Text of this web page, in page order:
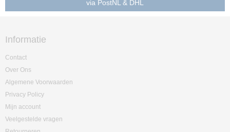
via PostNL & DHL
Informatie
Contact
Over Ons
Algemene Voorwaarden
Privacy Policy
Mijn account
Veelgestelde vragen